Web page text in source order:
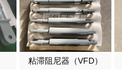
粘滞阻尼器（VFD）